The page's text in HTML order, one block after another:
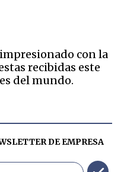
con la
recibidas este
del mundo.
DEEMPRESA